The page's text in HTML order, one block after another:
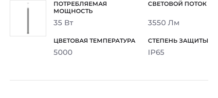
35 Вт 3550 Лм
5000 IP65